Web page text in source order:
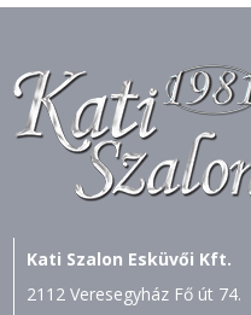
ing
Kati Szalon Esküvői Kft.
2112 Veresegyház Fő út 74.